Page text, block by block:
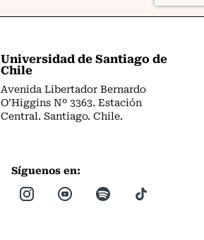
Universidad de Santiago de
Chile
Avenida Libertador Bernardo
O’Higgins Nº 3363. Estación
Central. Santiago. Chile.
Síguenos en: